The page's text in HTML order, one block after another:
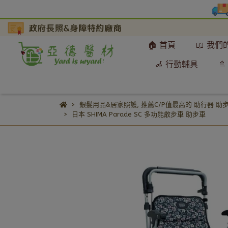
🏠 首頁
📖 我們
🦽 行動輔具
銀髮用品&居家照護, 推薦C/P值最高的 助行器 助
日本 SHIMA Parade SC 多功能散步車 助步車